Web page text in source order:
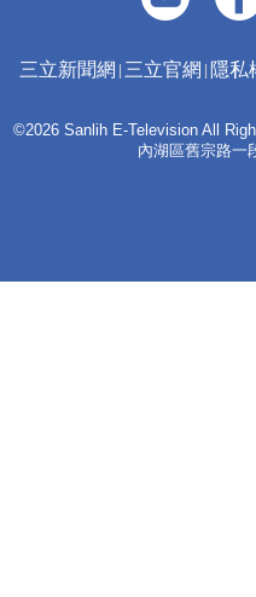
三立新聞網 三立官網 隱私
©2026 Sanlih E-Television All
內湖區舊宗路一